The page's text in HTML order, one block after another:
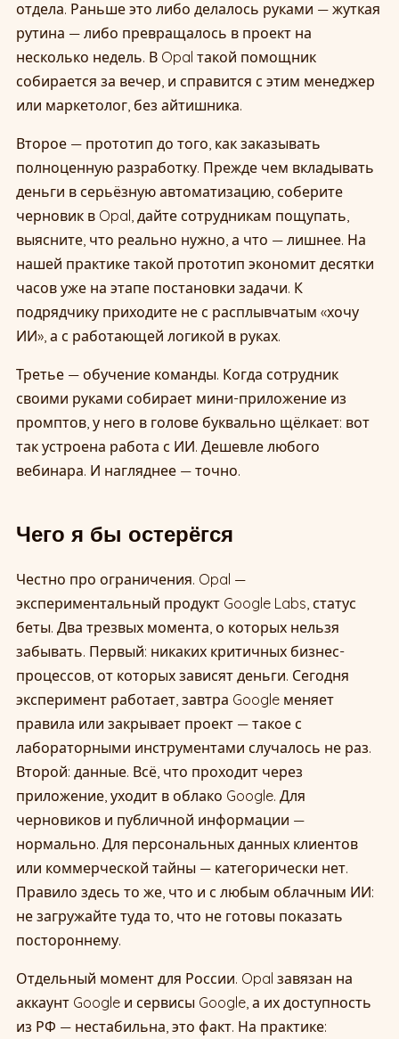
отдела. Раньше это либо делалось руками — жуткая
рутина — либо превращалось в проект на
несколько недель. В Opal такой помощник
собирается за вечер, и справится с этим менеджер
или маркетолог, без айтишника.
Второе — прототип до того, как заказывать
полноценную разработку. Прежде чем вкладывать
деньги в серьёзную автоматизацию, соберите
черновик в Opal, дайте сотрудникам пощупать,
выясните, что реально нужно, а что — лишнее. На
нашей практике такой прототип экономит десятки
часов уже на этапе постановки задачи. К
подрядчику приходите не с расплывчатым «хочу
ИИ», а с работающей логикой в руках.
Третье — обучение команды. Когда сотрудник
своими руками собирает мини-приложение из
промптов, у него в голове буквально щёлкает: вот
так устроена работа с ИИ. Дешевле любого
вебинара. И нагляднее — точно.
Чего я бы остерёгся
Честно про ограничения. Opal —
экспериментальный продукт Google Labs, статус
беты. Два трезвых момента, о которых нельзя
забывать. Первый: никаких критичных бизнес-
процессов, от которых зависят деньги. Сегодня
эксперимент работает, завтра Google меняет
правила или закрывает проект — такое с
лабораторными инструментами случалось не раз.
Второй: данные. Всё, что проходит через
приложение, уходит в облако Google. Для
черновиков и публичной информации —
нормально. Для персональных данных клиентов
или коммерческой тайны — категорически нет.
Правило здесь то же, что и с любым облачным ИИ:
не загружайте туда то, что не готовы показать
постороннему.
Отдельный момент для России. Opal завязан на
аккаунт Google и сервисы Google, а их доступность
из РФ — нестабильна, это факт. На практике: